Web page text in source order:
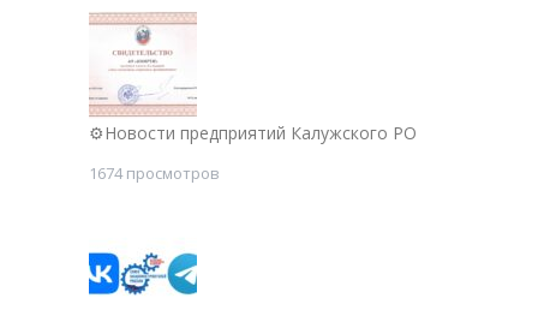
⚙Новости предприятий Калужского РО
1674 просмотров